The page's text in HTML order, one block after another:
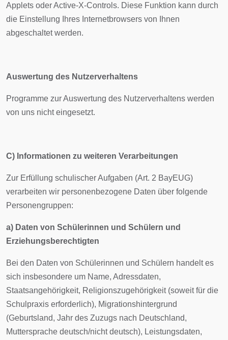
Applets oder Active-X-Controls. Diese Funktion kann durch
die Einstellung Ihres Internetbrowsers von Ihnen
abgeschaltet werden.
Auswertung des Nutzerverhaltens
Programme zur Auswertung des Nutzerverhaltens werden
von uns nicht eingesetzt.
C) Informationen zu weiteren Verarbeitungen
Zur Erfüllung schulischer Aufgaben (Art. 2 BayEUG)
verarbeiten wir personenbezogene Daten über folgende
Personengruppen:
a) Daten von Schülerinnen und Schülern und
Erziehungsberechtigten
Bei den Daten von Schülerinnen und Schülern handelt es
sich insbesondere um Name, Adressdaten,
Staatsangehörigkeit, Religionszugehörigkeit (soweit für die
Schulpraxis erforderlich), Migrationshintergrund
(Geburtsland, Jahr des Zuzugs nach Deutschland,
Muttersprache deutsch/nicht deutsch), Leistungsdaten,